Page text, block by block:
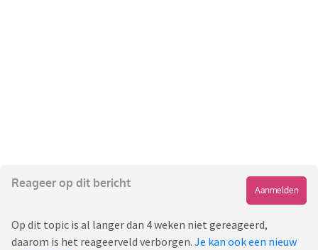
Reageer op dit bericht
Aanmelden
Op dit topic is al langer dan 4 weken niet gereageerd,
daarom is het reageerveld verborgen. Je kan ook een nieuw